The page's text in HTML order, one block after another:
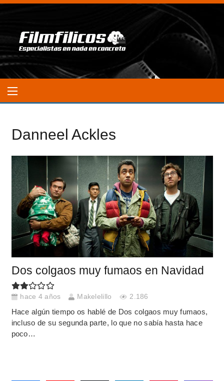
Danneel Ackles
Dos colgaos muy fumaos en Navidad
hace 4 años Makelelillo 2.186
Hace algún tiempo os hablé de Dos colgaos muy fumaos,
incluso de su segunda parte, lo que no sabía hasta hace
poco…